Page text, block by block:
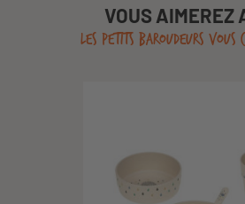
VOUS AIMEREZ
LES PETITS BAROUDEURS VOUS